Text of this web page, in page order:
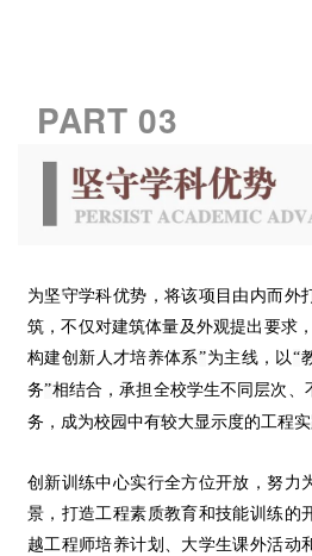
PART 03
为坚守学科优势，将该项目由内而外
筑，不仅对建筑体量及外观提出要求
构建创新人才培养体系”为主线，以 “
务”相结合，承担全校学生不同层次
务，成为校园中有较大显示度的工程实
创新训练中心实行全方位开放，努力
景，打造工程素质教育和技能训练的
越工程师培养计划、大学生课外活动